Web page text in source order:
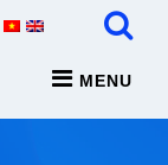
MENU